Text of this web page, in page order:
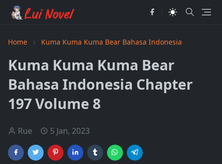
Home Kuma Kuma Kuma Bear Bahasa Indonesia
Kuma Kuma Kuma Bear
Bahasa Indonesia Chapter
197 Volume 8
Rue 5 Jan, 2023